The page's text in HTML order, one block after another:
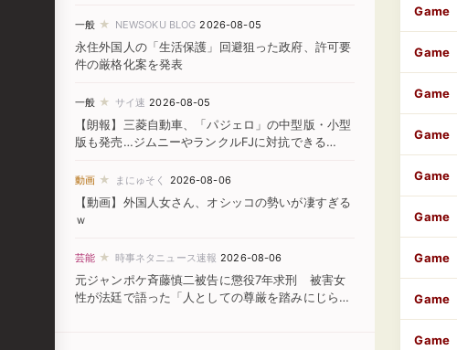
一般 ★ NEWSOKU BLOG 2026-08-05
永住外国人の「生活保護」回避狙った政府、許可要
件の厳格化案を発表
一般 ★ サイ速 2026-08-05
【朗報】三菱自動車、「パジェロ」の中型版・小型
版も発売…ジムニーやランクルFJに対抗できる
動画 ★ まにゅそく 2026-08-06
【動画】外国人女さん、オシッコの勢いが凄すぎる
ｗ
芸能 ★ 時事ネタニュース速報 2026-08-06
元ジャンポケ斉藤慎二被告に懲役7年求刑 被害女
性が法廷で語った「人としての尊厳を踏みにじられ
Game
Game
Game
Game
Game
Game
Game
Game
Game